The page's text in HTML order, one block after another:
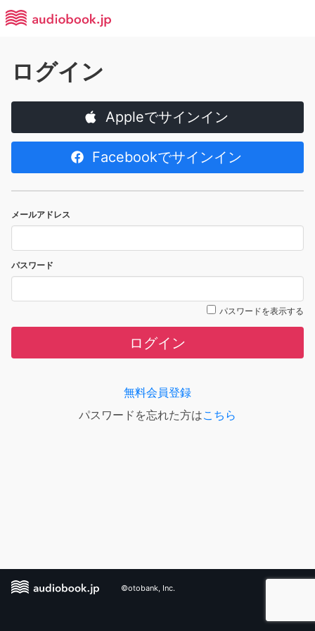
ログイン
Appleでサインイン
Facebookでサインイン
メールアドレス
パスワード
パスワードを表示する
ログイン
無料会員登録
パスワードを忘れた方はこちら
©otobank, Inc.